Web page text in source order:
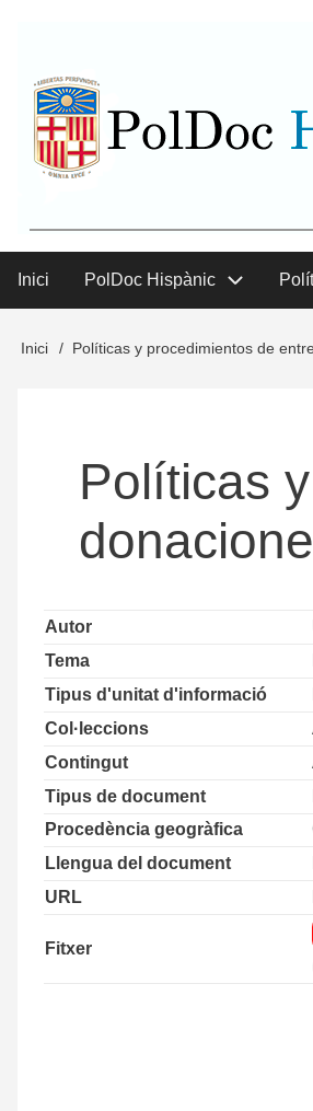
contingut
menu
Main
menu
Inici PolDoc Hispànic
Inici Políticas y procedimientos de
Políticas
Autor
Tema
Tipus d'unitat d'informació
Col·leccions
Contingut
Tipus de document
Procedència geogràfica
Llengua del document
URL
Fitxer